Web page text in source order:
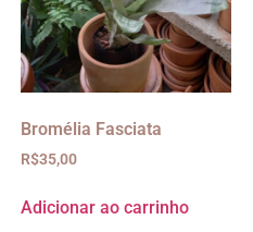
Bromélia Fasciata
R$35,00
Adicionar ao carrinho